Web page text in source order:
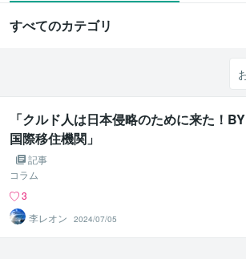
すべてのカテゴリ
「クルド人は日本侵略のために来た！BY
国際移住機関」
記事
コラム
3
李レオン
2024/07/05